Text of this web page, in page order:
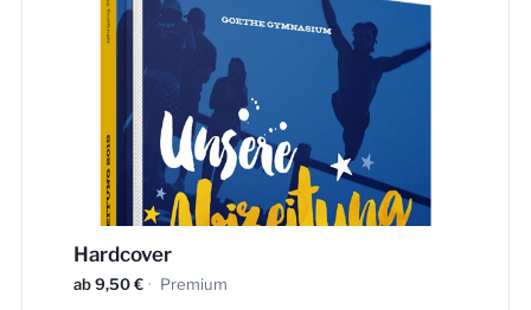
Hardcover
ab 9,50 € · Premium